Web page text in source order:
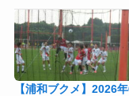
【浦和ブクメ】2026